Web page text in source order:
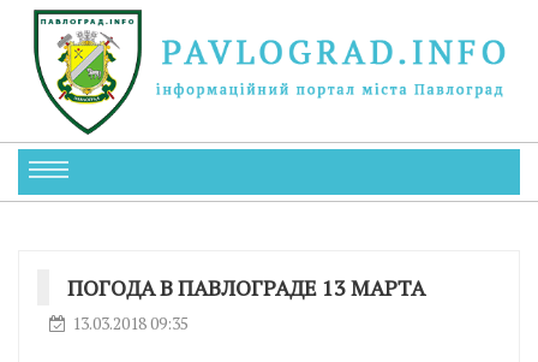
ПОГОДА В ПАВЛОГРАДЕ 13 МАРТА
13.03.2018 09:35